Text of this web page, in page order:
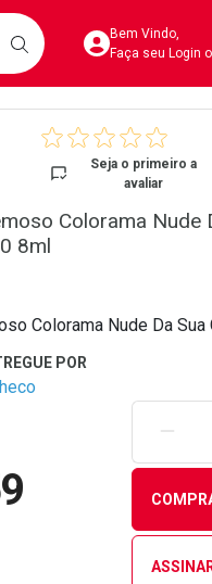
BUSCARAcesse
Bem Vindo,
Faça seu Login
Seja o primeiro a
avaliar
Colorama Nude
8ml
Colorama Nude Da Sua